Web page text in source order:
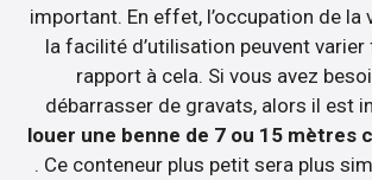
important. En effet, l’occupation de la
la facilité d’utilisation peuvent
rapport à cela. Si vous avez
débarrasser de gravats, alors il est
louer une benne de 7 ou 15 mètres
. Ce conteneur plus petit sera plus